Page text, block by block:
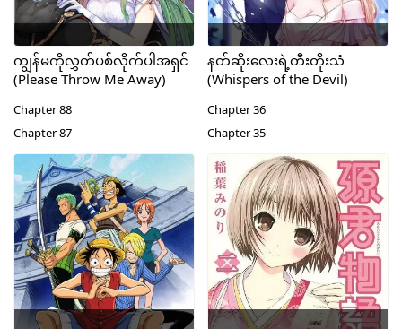
ကျွန်မကိုလွှတ်ပစ်လိုက်ပါအရှင်
(Please Throw Me Away)
Chapter 88
Chapter 87
နတ်ဆိုးလေးရဲ့တီးတိုးသံ
(Whispers of the Devil)
Chapter 36
Chapter 35